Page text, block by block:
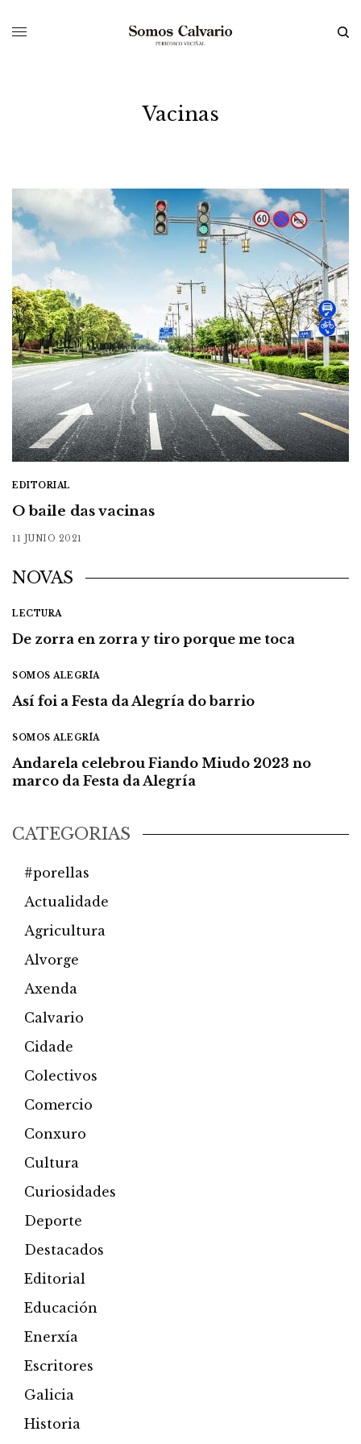
Vacinas
EDITORIAL
O baile das vacinas
11 JUNIO 2021
NOVAS
LECTURA
De zorra en zorra y tiro porque me toca
SOMOS ALEGRÍA
Así foi a Festa da Alegría do barrio
SOMOS ALEGRÍA
Andarela celebrou Fiando Miudo 2023 no
marco da Festa da Alegría
CATEGORÍAS
#porellas
Actualidade
Agricultura
Alvorge
Axenda
Calvario
Cidade
Colectivos
Comercio
Conxuro
Cultura
Curiosidades
Deporte
Destacados
Editorial
Educación
Enerxía
Escritores
Galicia
Historia